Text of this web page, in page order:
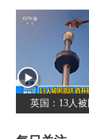
英国：13人